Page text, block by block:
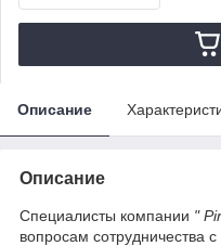
Описание
Описание
Специалисты компании "
вопросам сотрудничества